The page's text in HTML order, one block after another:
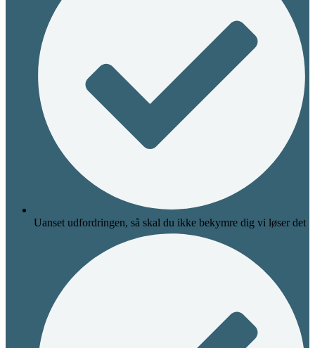
Uanset udfordringen, så skal du ikke bekymre dig vi løser det